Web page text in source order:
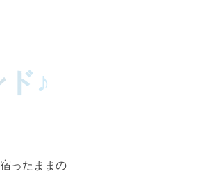
♪
ったままの